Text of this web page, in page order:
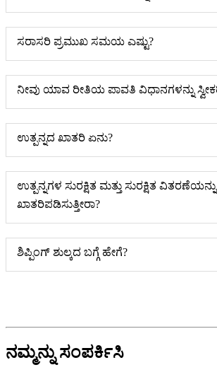
ಸರಾಸರಿ ಪ್ರಮುಖ ಸಮಯ ಎಷ್ಟು?
ನೀವು ಯಾವ ರೀತಿಯ ಪಾವತಿ ವಿಧಾನಗಳನ್ನು
ಉತ್ಪನ್ನದ ಖಾತರಿ ಏನು?
ಉತ್ಪನ್ನಗಳ ಸುರಕ್ಷಿತ ಮತ್ತು ಸುರಕ್ಷಿತ
ಖಾತರಿಪಡಿಸುತ್ತೀರಾ?
ಶಿಪ್ಪಿಂಗ್ ಶುಲ್ಕದ ಬಗ್ಗೆ ಹೇಗೆ?
ನಮ್ಮನ್ನು ಸಂಪರ್ಕಿಸಿ